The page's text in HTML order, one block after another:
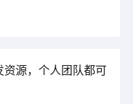
源，个人团队都可